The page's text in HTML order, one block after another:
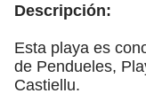
Descripción:
Esta playa es
de Pendueles,
Castiellu.